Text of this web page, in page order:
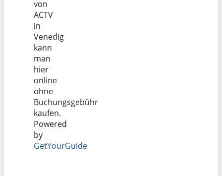
von
ACTV
in
Venedig
kann
man
hier
online
ohne
Buchungsgebühr
kaufen.
Powered
by
GetYourGuide